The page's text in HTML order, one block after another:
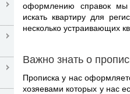
оформлению справок
искать квартиру для
несколько устраивающих
Важно знать о
Прописка у нас
хозяевами которых у нас